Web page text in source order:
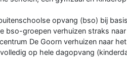
opvang (bso) bij
bso-groepen verhuizen straks
De Goorn verhuizen naar
op hele dagopvang